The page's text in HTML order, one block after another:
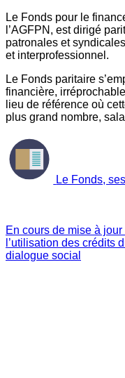
Le Fonds pour le
l’AGFPN, est dirigé
patronales et
et interprofessionnel.
Le Fonds paritaire
financière,
lieu de référence où
plus grand nombre,
Le Fonds,
En cours de mise à jour
l’utilisation des crédits
dialogue social